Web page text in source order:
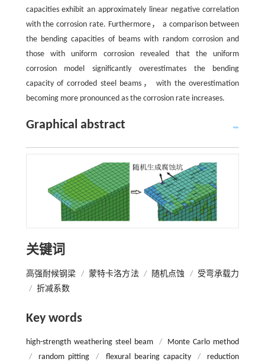
capacities exhibit an approximately linear negative correlation
with the corrosion rate. Furthermore， a comparison between
the bending capacities of beams with random corrosion and
those with uniform corrosion revealed that the uniform
corrosion model significantly overestimates the bending
capacity of corroded steel beams， with the overestimation
becoming more pronounced as the corrosion rate increases.
Graphical abstract
关键词
高强耐候钢梁 / 蒙特卡洛方法 / 随机点蚀 /
受弯承载力
/ 折减系数
Key words
high-strength weathering steel beam /
Monte Carlo method
/
random pitting / flexural bearing capacity /
reduction